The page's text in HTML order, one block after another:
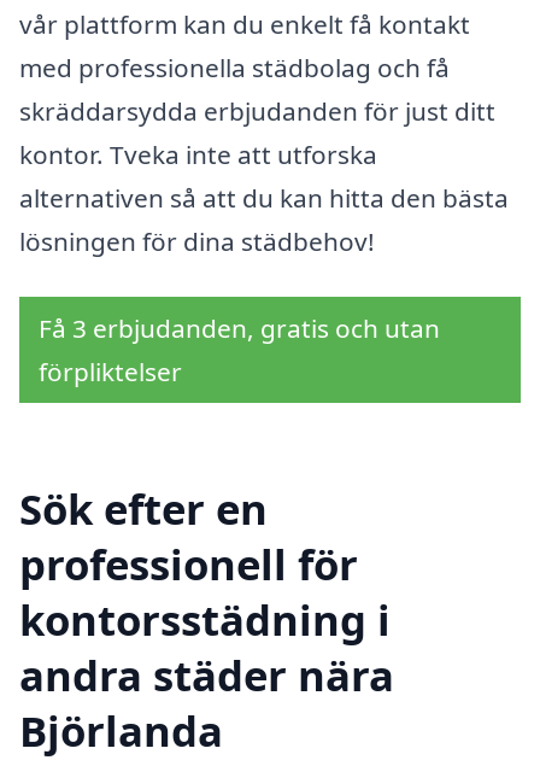
vår plattform kan du enkelt få kontakt
med professionella städbolag och få
skräddarsydda erbjudanden för just ditt
kontor. Tveka inte att utforska
alternativen så att du kan hitta den bästa
lösningen för dina städbehov!
Få 3 erbjudanden, gratis och utan
förpliktelser
Sök efter en
professionell för
kontorsstädning i
andra städer nära
Björlanda